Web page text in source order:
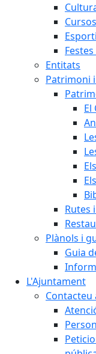
Entitats
Patrimoni
El
Rutes
Plànols i
Guia
L'Ajuntament